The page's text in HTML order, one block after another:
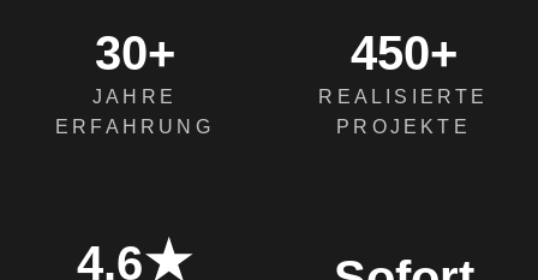
30+
JAHRE
ERFAHRUNG
450+
REALISIERTE
PROJEKTE
4.6★